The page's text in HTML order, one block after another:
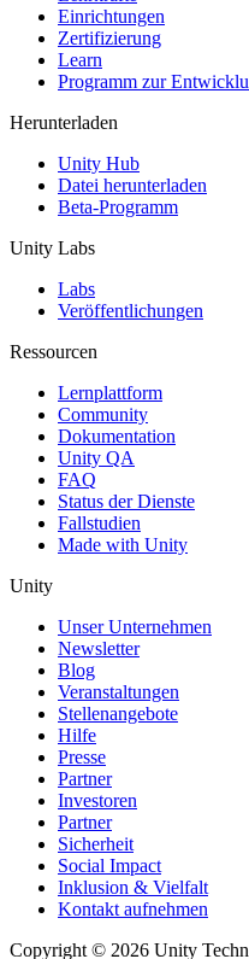
Einrichtungen
Zertifizierung
Learn
Programm zur
Herunterladen
Unity Hub
Datei herunterladen
Beta-Programm
Unity Labs
Labs
Veröffentlichungen
Ressourcen
Lernplattform
Community
Dokumentation
Unity QA
FAQ
Status der Dienste
Fallstudien
Made with Unity
Unity
Unser Unternehmen
Newsletter
Blog
Veranstaltungen
Stellenangebote
Hilfe
Presse
Partner
Investoren
Partner
Sicherheit
Social Impact
Inklusion & Vielfalt
Kontakt aufnehmen
Copyright © 2026 Unity